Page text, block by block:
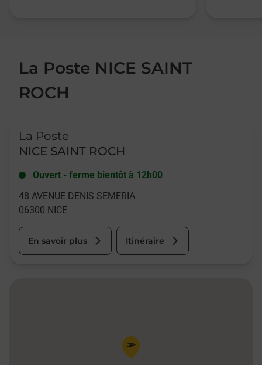
La Poste NICE SAINT
ROCH
La Poste
NICE SAINT ROCH
Ouvert - ferme bientôt à 12h00
48 AVENUE DENIS SEMERIA
06300 NICE
En savoir plus Itinéraire
Pin de la carte